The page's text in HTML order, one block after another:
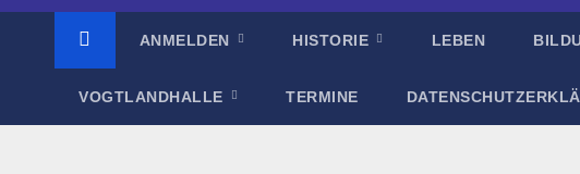
ANMELDEN HISTORIE LEBEN
VOGTLANDHALLE TERMINE